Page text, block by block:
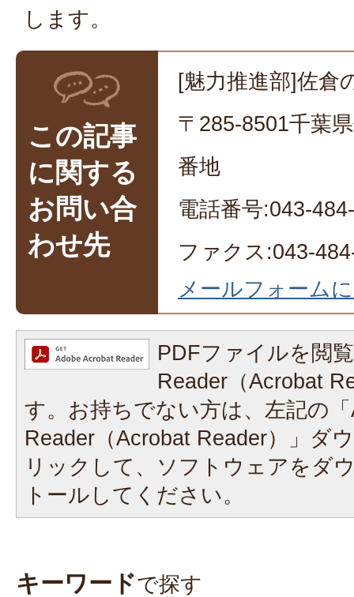
します。
この記事
に関する
お問い合
わせ先
[魅力推進部]佐倉
〒285-8501千葉
番地
電話番号:043-
ファクス:043-
メールフォーム
PDFファイルを閲
Reader（Acrobat
す。お持ちでない方は、左記の
Reader（Acrobat Reader）」ダ
リックして、ソフトウェアをダ
トールしてください。
キーワードで探す